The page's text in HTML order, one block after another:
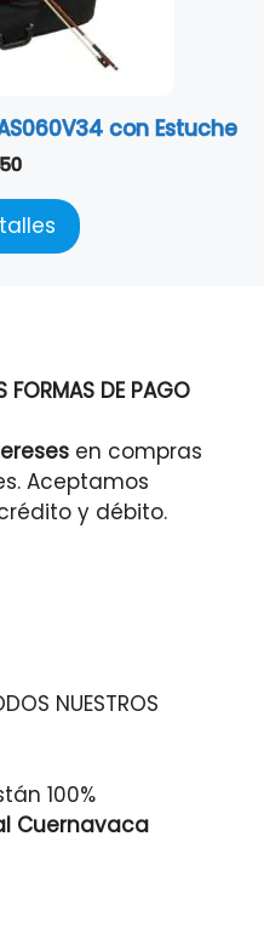
con Estuche
FORMAS DE PAGO
en compras
Aceptamos
y débito.
NUESTROS
100%
Cuernavaca